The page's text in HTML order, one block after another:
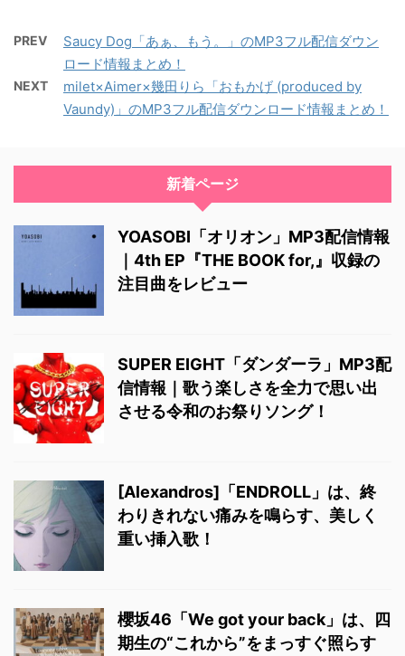
PREV
Saucy Dog「あぁ、もう。」のMP3フル配信ダウン
ロード情報まとめ！
NEXT
milet×Aimer×幾田りら「おもかげ (produced by
Vaundy)」のMP3フル配信ダウンロード情報まとめ！
新着ページ
YOASOBI「オリオン」MP3配信情報
｜4th EP『THE BOOK for,』収録の
注目曲をレビュー
SUPER EIGHT「ダンダーラ」MP3配
信情報｜歌う楽しさを全力で思い出
させる令和のお祭りソング！
[Alexandros]「ENDROLL」は、終
わりきれない痛みを鳴らす、美しく
重い挿入歌！
櫻坂46「We got your back」は、四
期生の“これから”をまっすぐ照らす